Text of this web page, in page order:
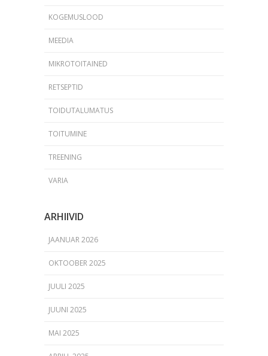
KOGEMUSLOOD
MEEDIA
MIKROTOITAINED
RETSEPTID
TOIDUTALUMATUS
TOITUMINE
TREENING
VARIA
ARHIIVID
JAANUAR 2026
OKTOOBER 2025
JUULI 2025
JUUNI 2025
MAI 2025